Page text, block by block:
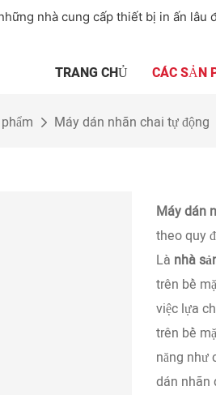
nhà cung cấp thiết bị in ấn
TRANG CHỦ CÁC SẢN
Máy dán nhãn chai tự động
tự động
Máy dán
theo quy
Là nhà
trên bề
việc lựa
trên bề
năng như
dán nhãn